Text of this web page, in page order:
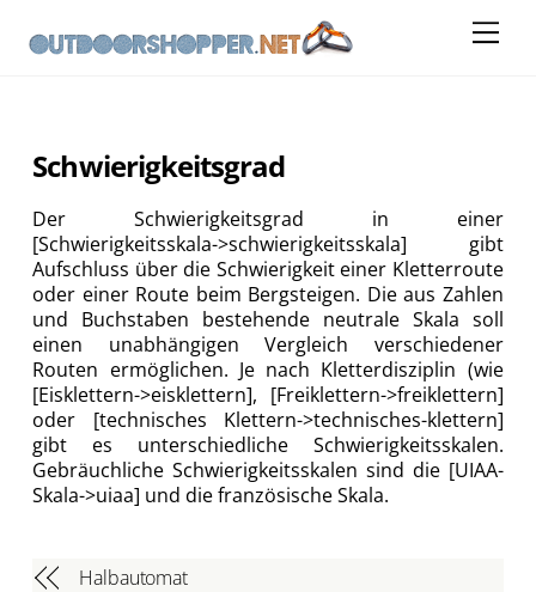
content
Schwierigkeitsgrad
Der Schwierigkeitsgrad in einer
[Schwierigkeitsskala->schwierigkeitsskala] gibt
Aufschluss über die Schwierigkeit einer Kletterroute
oder einer Route beim Bergsteigen. Die aus Zahlen
und Buchstaben bestehende neutrale Skala soll
einen unabhängigen Vergleich verschiedener
Routen ermöglichen. Je nach Kletterdisziplin (wie
[Eisklettern->eisklettern], [Freiklettern->freiklettern]
oder [technisches Klettern->technisches-klettern]
gibt es unterschiedliche Schwierigkeitsskalen.
Gebräuchliche Schwierigkeitsskalen sind die [UIAA-
Skala->uiaa] und die französische Skala.
Halbautomat